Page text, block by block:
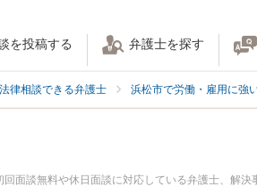
を投稿する 弁護士を探す
律相談できる弁護士 浜松市で労働・雇用に強
面談無料や休日面談に対応している弁護士、解